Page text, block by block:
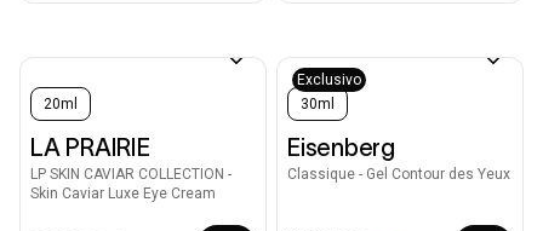
20ml
LA PRAIRIE
LP SKIN CAVIAR COLLECTION -
Skin Caviar Luxe Eye Cream
Exclusivo
30ml
Eisenberg
Classique - Gel Contour des Yeux